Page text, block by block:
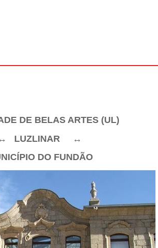
DE BELAS ARTES (UL)
LUZLINAR
↔
DO FUNDÃO